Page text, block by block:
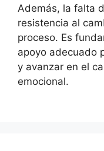
Además, la falta
resistencia al
proceso. Es
apoyo adecuado
y avanzar en el
emocional.